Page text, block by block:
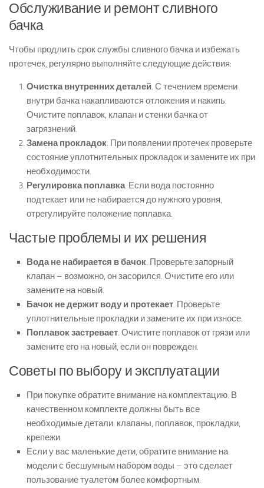
Обслуживание и ремонт сливного
бачка
Чтобы продлить срок службы сливного бачка и избежать
протечек, регулярно выполняйте следующие действия:
Очистка внутренних деталей. С течением времени
внутри бачка накапливаются отложения и накипь.
Очистите поплавок, клапан и стенки бачка от
загрязнений.
Замена прокладок. При появлении протечек проверьте
состояние уплотнительных прокладок и замените их при
необходимости.
Регулировка поплавка. Если вода постоянно
подтекает или не набирается до нужного уровня,
отрегулируйте положение поплавка.
Частые проблемы и их решения
Вода не набирается в бачок. Проверьте запорный
клапан – возможно, он засорился. Очистите его или
замените на новый.
Бачок не держит воду и протекает. Проверьте
уплотнительные прокладки и замените их при износе.
Поплавок застревает. Очистите поплавок от грязи или
замените его на новый, если он поврежден.
Советы по выбору и эксплуатации
При покупке обратите внимание на комплектацию. В
качественном комплекте должны быть все
необходимые детали: клапаны, поплавок, прокладки,
крепежи.
Если у вас маленькие дети, обратите внимание на
модели с бесшумным набором воды – это сделает
пользование туалетом более комфортным.